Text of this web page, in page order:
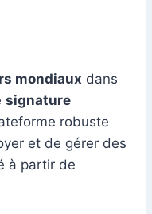
mondiaux dans
signature
robuste
et de gérer des
à partir de